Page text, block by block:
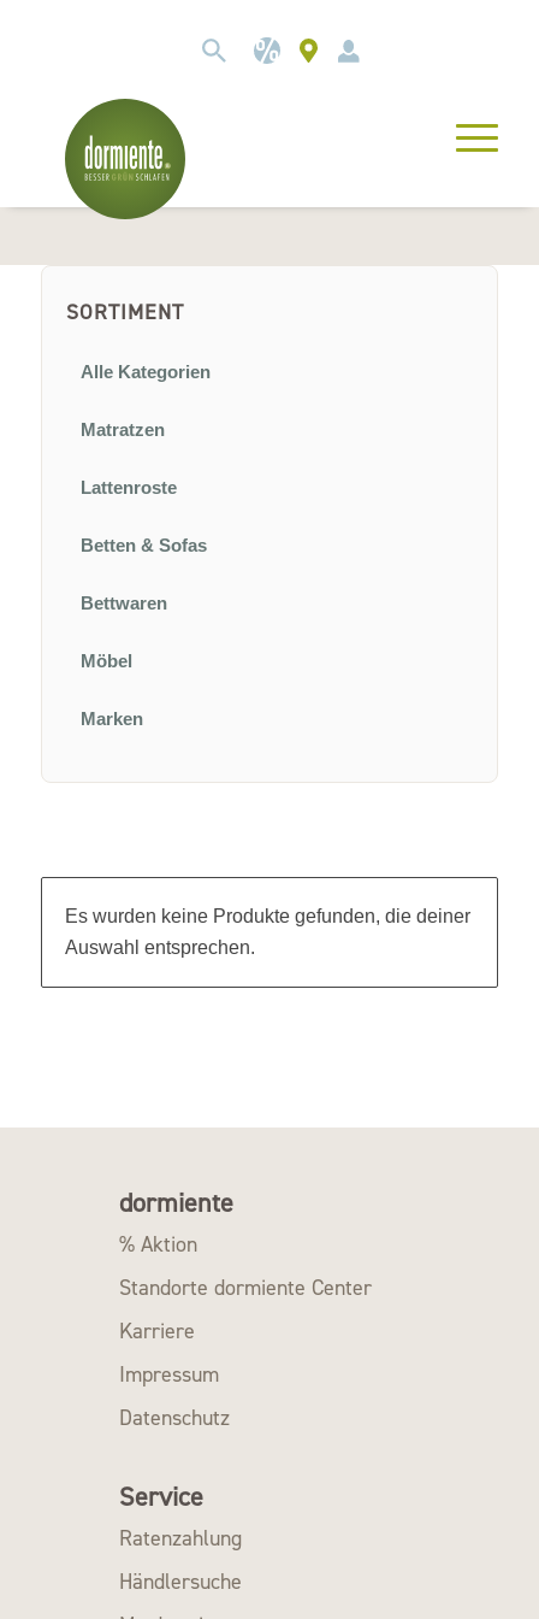
SORTIMENT
Alle Kategorien
Matratzen
Lattenroste
Betten & Sofas
Bettwaren
Möbel
Marken
Es wurden keine Produkte gefunden, die deiner
Auswahl entsprechen.
dormiente
% Aktion
Standorte dormiente Center
Karriere
Impressum
Datenschutz
Service
Ratenzahlung
Händlersuche